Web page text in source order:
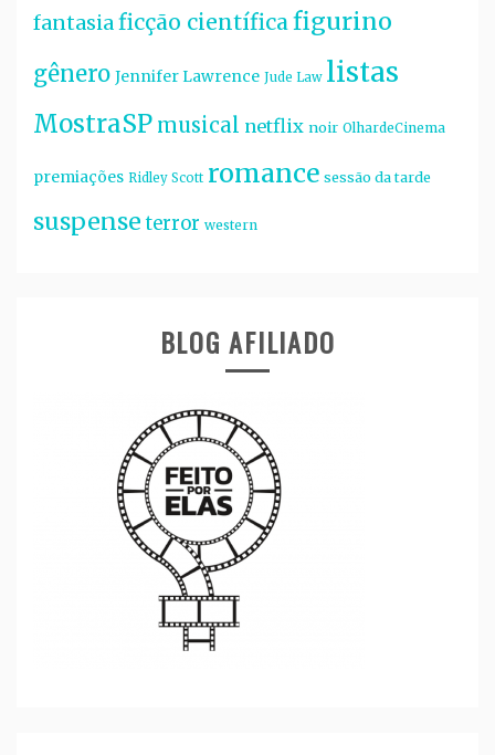
fantasia ficção científica figurino
gênero Jennifer Lawrence Jude Law listas
MostraSP musical netflix noir OlhardeCinema
premiações Ridley Scott romance sessão da tarde
suspense terror western
BLOG AFILIADO